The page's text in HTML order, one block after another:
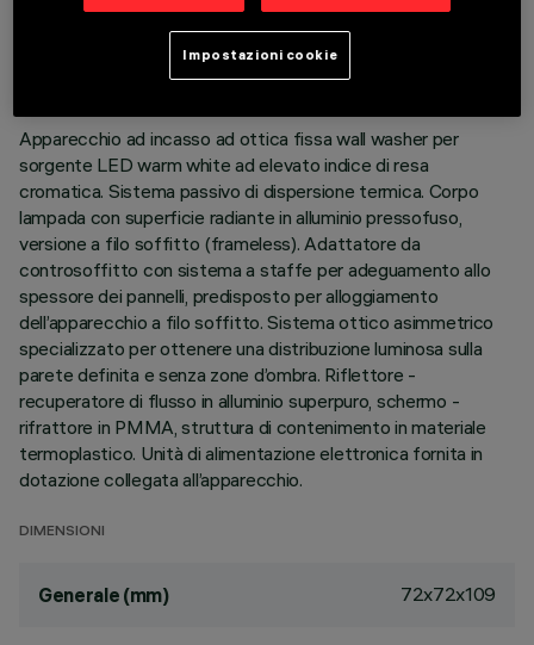
ULTIMO AGGIORNAMENTO: 01/08/2026
Apparecchio ad incasso ad ottica fissa wall washer per
sorgente LED warm white ad elevato indice di resa
cromatica. Sistema passivo di dispersione termica. Corpo
lampada con superficie radiante in alluminio pressofuso,
versione a filo soffitto (frameless). Adattatore da
controsoffitto con sistema a staffe per adeguamento allo
spessore dei pannelli, predisposto per alloggiamento
dell’apparecchio a filo soffitto. Sistema ottico asimmetrico
specializzato per ottenere una distribuzione luminosa sulla
parete definita e senza zone d’ombra. Riflettore -
recuperatore di flusso in alluminio superpuro, schermo -
rifrattore in PMMA, struttura di contenimento in materiale
termoplastico. Unità di alimentazione elettronica fornita in
dotazione collegata all’apparecchio.
DIMENSIONI
Generale (mm) 72x72x109
Impostazioni cookie